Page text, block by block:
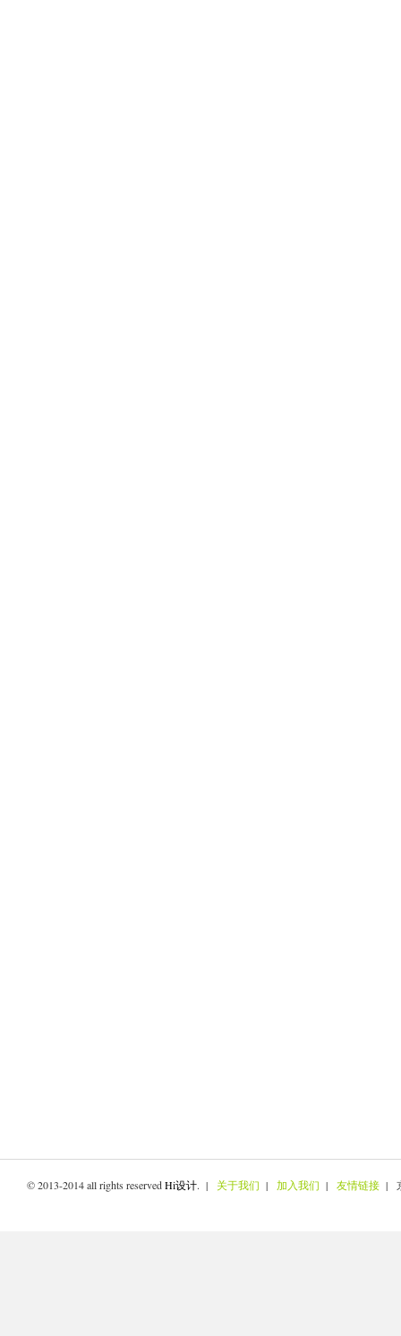
© 2013-2014 all rights reservedHi设计. | 关于我们 | 加入我们 | 友情链接 |